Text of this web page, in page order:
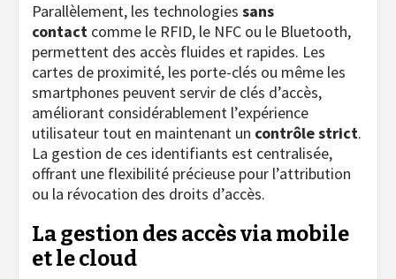
Parallèlement, les technologies sans
contact comme le RFID, le NFC ou le Bluetooth,
permettent des accès fluides et rapides. Les
cartes de proximité, les porte-clés ou même les
smartphones peuvent servir de clés d’accès,
améliorant considérablement l’expérience
utilisateur tout en maintenant un contrôle strict.
La gestion de ces identifiants est centralisée,
offrant une flexibilité précieuse pour l’attribution
ou la révocation des droits d’accès.
La gestion des accès via mobile
et le cloud